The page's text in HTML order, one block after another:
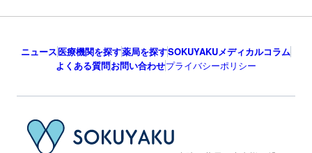
ニュース医療機関を探す薬局を探すSOKUYAKUメディカルコラム
よくある質問お問い合わせプライバシーポリシー